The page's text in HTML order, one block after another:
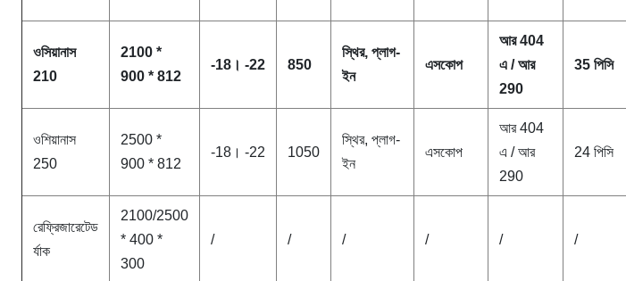
ওসিয়ানাস
210
2100 *
900 * 812
-18। -22 850
স্থির, প্লাগ-
ইন
এসকোপ
আর 404
এ / আর
290
35 পিসি
ওশিয়ানাস
250
2500 *
900 * 812
-18। -22 1050
স্থির, প্লাগ-
ইন
এসকোপ
আর 404
এ / আর
290
24 পিসি
রেফ্রিজারেটেড
র্যাক
2100/2500
* 400 *
300
/ / / / / /